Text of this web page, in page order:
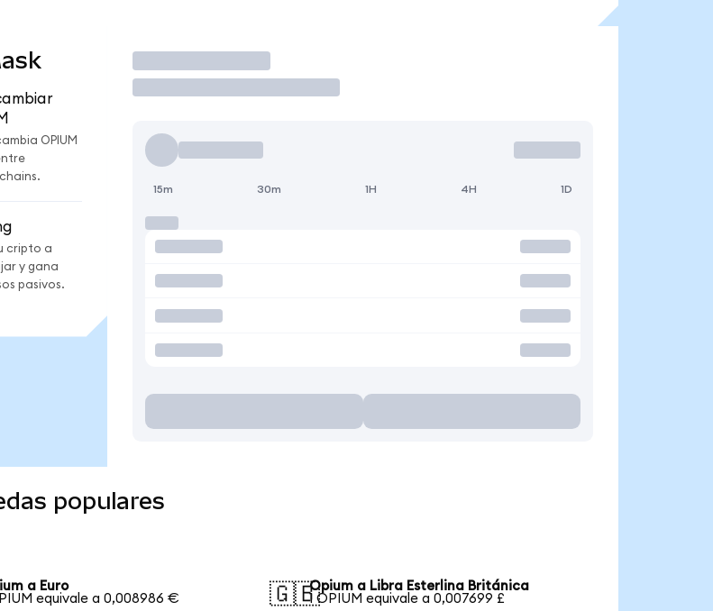
OPIUM
cripto a
y gana
pasivos.
Operar
15m 30m 1H 4H 1D
populares
a Euro
equivale a 0,008986 €
🇬🇧Opium a Libra Esterlina Británica
1 OPIUM equivale a 0,007699 £